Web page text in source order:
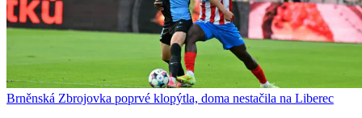
Brněnská Zbrojovka poprvé klopýtla, doma nestačila na Liberec